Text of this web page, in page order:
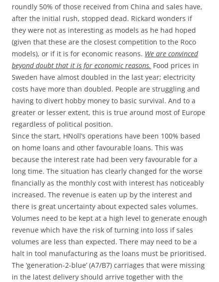
roundly 50% of those received from China and sales have,
after the initial rush, stopped dead. Rickard wonders if
they were not as interesting as models as he had hoped
(given that these are the closest competition to the Roco
models), or if it is for economic reasons. We are convinced
beyond doubt that it is for economic reasons. Food prices in
Sweden have almost doubled in the last year; electricity
costs have more than doubled. People are struggling and
having to divert hobby money to basic survival. And to a
greater or lesser extent, this is true around most of Europe
regardless of political position.
Since the start, HNoll’s operations have been 100% based
on home loans and other favourable loans. This was
because the interest rate had been very favourable for a
long time. The situation has clearly changed for the worse
financially as the monthly cost with interest has noticeably
increased. The revenue is eaten up by the interest and
there is great uncertainty about expected sales volumes.
Volumes need to be kept at a high level to generate enough
revenue which have the risk of turning into loss if sales
volumes are less than expected. There may need to be a
halt in tool manufacturing as the loans must be prioritised.
The ‘generation-2-blue’ (A7/B7) carriages that were missing
in the latest delivery should arrive together with the